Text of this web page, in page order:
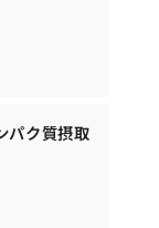
パク質摂取